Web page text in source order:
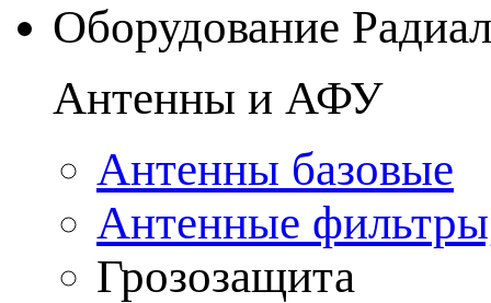
Оборудование Радиал
Антенны и АФУ
Антенны базовые
Антенные
Грозозащита